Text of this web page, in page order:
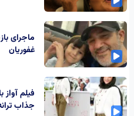
ماجرای
غفوریان
فیلم
جذاب